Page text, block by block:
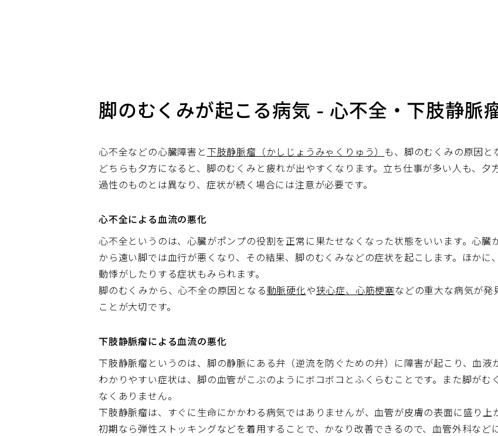
脚のむくみが起こる病気 - 心不全・下肢静脈
心不全などの心臓障害と下肢静脈瘤（かしじょうみゃくりゅう） も、脚のむくみの原因と
どちらも夕方になると、脚のむくみと疲れが出やすくなります。立ち仕事が多い人も、
過性のものとは異なり、症状が続く場合には注意が必要です。
心不全による血流の悪化
心不全というのは、心臓がポンプの役割を正常に果たせなくなった状態をいいます。心
から遠い脚では血行が悪くなり、その結果、脚のむくみなどの症状を起こします。ほかに
動悸がしたりする症状もみられます。
脚のむくみから、心不全の原因となる動脈硬化や狭心症、心筋梗塞などの重大な病気が発
ことが大切です。
下肢静脈瘤による血流の悪化
下肢静脈瘤というのは、脚の静脈にある弁（逆流を防ぐための弁）に障害が起こり、血液
わかりやすい症状は、脚の血管がこぶのようにボコボコとふくらむことです。また脚が
なくありません。
下肢静脈瘤は、すぐに生命にかかわる病気ではありませんが、血管が皮膚の表面に盛り上
初期なら弾性ストッキングなどを着用することで、かなり改善できるので、血管外科など